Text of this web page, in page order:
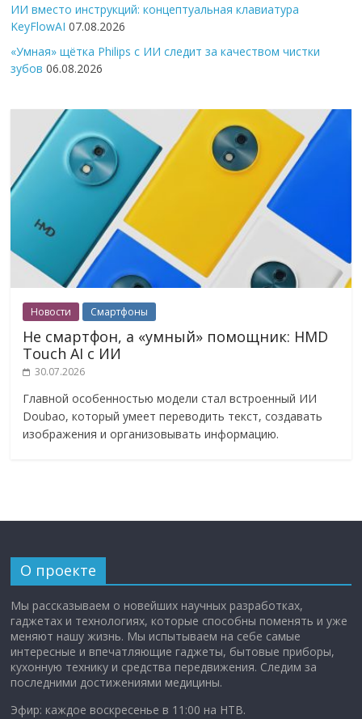
ИИ вместо инструкций: концептуальная клавиатура
KeyFlowAI 07.08.2026
«Умная» щётка Philips с ИИ следит за качеством чистки
зубов 06.08.2026
Новости Смартфоны
Не смартфон, а «умный» помощник: HMD
Touch AI с ИИ
30.07.2026
Главной особенностью модели стал встроенный ИИ
Doubao, который умеет переводить текст, создавать
изображения и организовывать информацию.
О проекте
Мы рассказываем о новейших научных разработках,
гаджетах и технологиях, которые способны поменять и уже
меняют нашу жизнь. Мы испытываем на себе самые
интересные и впечатляющие гаджеты, бытовые приборы,
кухонную технику и средства передвижения. Следим за
последними достижениями медицины.
Эфир: каждое воскресенье в 11:00 на НТВ.